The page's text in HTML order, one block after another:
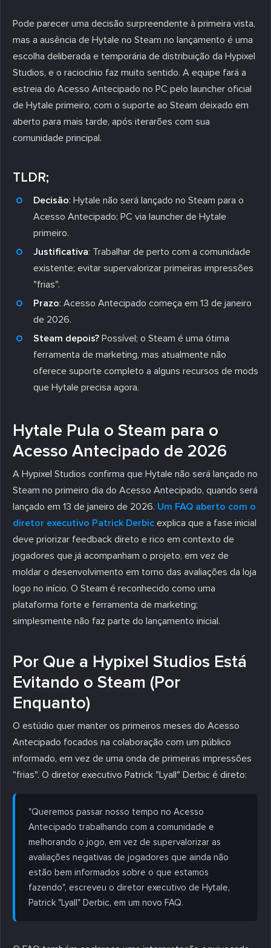
Pode parecer uma decisão surpreendente à primeira vista,
mas a ausência de Hytale no Steam no lançamento é uma
escolha deliberada e temporária de distribuição da Hypixel
Studios, e o raciocínio faz muito sentido. A equipe fará a
estreia do Acesso Antecipado no PC pelo launcher oficial
de Hytale primeiro, com o suporte ao Steam deixado em
aberto para mais tarde, após iterarões com sua
comunidade principal.
TLDR;
Decisão: Hytale não será lançado no Steam para o
Acesso Antecipado; PC via launcher de Hytale
primeiro.
Justificativa: Trabalhar de perto com a comunidade
existente; evitar supervalorizar primeiras impressões
"frias".
Prazo: Acesso Antecipado começa em 13 de janeiro
de 2026.
Steam depois? Possível; o Steam é uma ótima
ferramenta de marketing, mas atualmente não
oferece suporte completo a alguns recursos de mods
que Hytale precisa agora.
Hytale Pula o Steam para o
Acesso Antecipado de 2026
A Hypixel Studios confirma que Hytale não será lançado no
Steam no primeiro dia do Acesso Antecipado, quando será
lançado em 13 de janeiro de 2026. Um FAQ aberto com o
diretor executivo Patrick Derbic explica que a fase inicial
deve priorizar feedback direto e rico em contexto de
jogadores que já acompanham o projeto, em vez de
moldar o desenvolvimento em torno das avaliações da loja
logo no início. O Steam é reconhecido como uma
plataforma forte e ferramenta de marketing;
simplesmente não faz parte do lançamento inicial.
Por Que a Hypixel Studios Está
Evitando o Steam (Por
Enquanto)
O estúdio quer manter os primeiros meses do Acesso
Antecipado focados na colaboração com um público
informado, em vez de uma onda de primeiras impressões
"frias". O diretor executivo Patrick "Lyall" Derbic é direto:
"Queremos passar nosso tempo no Acesso
Antecipado trabalhando com a comunidade e
melhorando o jogo, em vez de supervalorizar as
avaliações negativas de jogadores que ainda não
estão bem informados sobre o que estamos
fazendo", escreveu o diretor executivo de Hytale,
Patrick "Lyall" Derbic, em um novo FAQ.